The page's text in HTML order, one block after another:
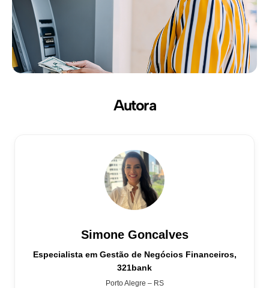
Autora
Simone Goncalves
Especialista em Gestão de Negócios Financeiros,
321bank
Porto Alegre – RS